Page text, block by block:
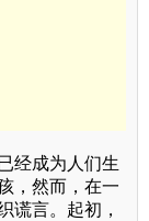
经成为人们生
，然而，在一
谎言。起初，